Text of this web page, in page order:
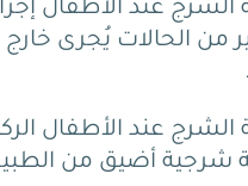
عند الأطفال
من الحالات يُجرى
عند الأطفال
شرجية أضيق من